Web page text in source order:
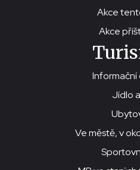
Akce
Akce
Informační
Jídlo
Ve městě, v